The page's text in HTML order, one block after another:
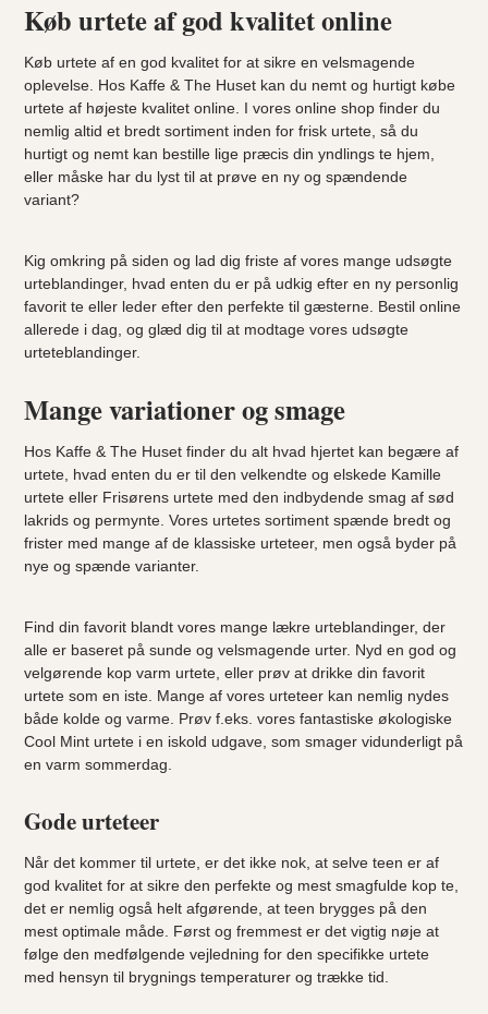
Køb urtete af god kvalitet online
Køb urtete af en god kvalitet for at sikre en velsmagende
oplevelse. Hos Kaffe & The Huset kan du nemt og hurtigt købe
urtete af højeste kvalitet online. I vores online shop finder du
nemlig altid et bredt sortiment inden for frisk urtete, så du
hurtigt og nemt kan bestille lige præcis din yndlingste hjem,
eller måske har du lyst til at prøve en ny og spændende
variant?
Kig omkring på siden og lad dig friste af vores mange udsøgte
urteblandinger, hvad enten du er på udkig efter en ny personlig
favorit te eller leder efter den perfekte til gæsterne. Bestil online
allerede i dag, og glæd dig til at modtage vores udsøgte
urteteblandinger.
Mange variationer og smage
Hos Kaffe & The Huset finder du alt hvad hjertet kan begære af
urtete, hvad enten du er til den velkendte og elskede Kamille
urtete eller Frisørens urtete med den indbydende smag af sød
lakrids og permynte. Vores urtetes sortiment spænde bredt og
frister med mange af de klassiske urteteer, men også byder på
nye og spænde varianter.
Find din favorit blandt vores mange lækre urteblandinger, der
alle er baseret på sunde og velsmagende urter. Nyd en god og
velgørende kop varm urtete, eller prøv at drikke din favorit
urtete som en iste. Mange af vores urteteer kan nemlig nydes
både kolde og varme. Prøv f.eks. vores fantastiske økologiske
Cool Mint urtete i en iskold udgave, som smager vidunderligt på
en varm sommerdag.
Gode urteteer
Når det kommer til urtete, er det ikke nok, at selve teen er af
god kvalitet for at sikre den perfekte og mest smagfulde kop te,
det er nemlig også helt afgørende, at teen brygges på den
mest optimale måde. Først og fremmest er det vigtig nøje at
følge den medfølgende vejledning for den specifikke urtete
med hensyn til brygnings temperaturer og trække tid.